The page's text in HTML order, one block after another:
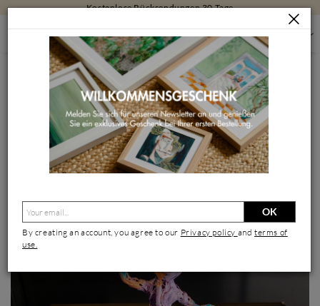
Kostenlose Rücksendungen 30 Tage
SKULPTUREN SKULPTUREN NACH GRÖSSE
KLEINE SKULPTUREN
GROOT DANCING
Skulptur GROOT dancing von Shenoda | Skulptur Pop-Art Pop-
Ikonen Graffiti Harz
OK
By creating an account, you agree to our Privacy policy andterms of
use.